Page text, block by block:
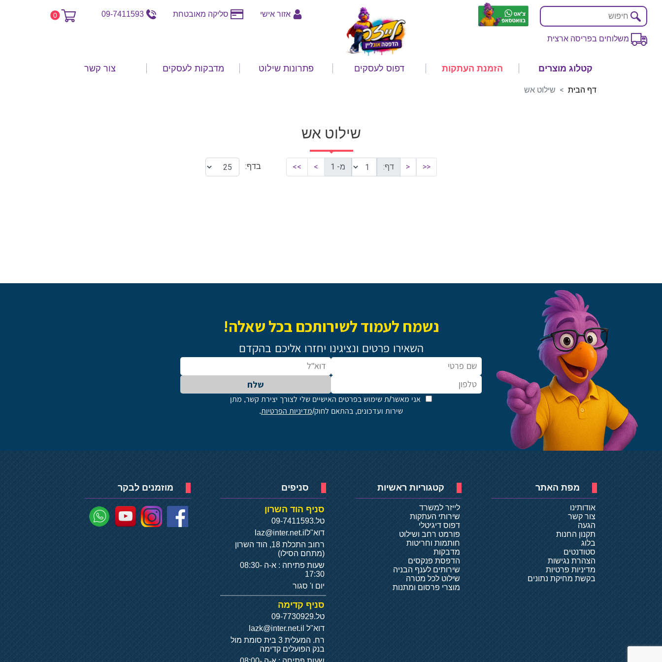
משלוחים בפריסה ארצית
אזור אישי סליקה מאובטחת 09-7411593
0
קטלוג מוצרים הזמנת העתקות דפוס לעסקים פתרונות שילוט מדבקות לעסקים צור קשר
דף הבית שילוט אש
שילוט אש
<<
< דף: מ- 1 >
>> בדף:
נשמח לעמוד לשירותכם בכל שאלה!
השאירו פרטים ונציגינו יחזרו אליכם בהקדם
שלח
אני מאשר/ת שימוש בפרטים האישיים שלי לצורך יצירת קשר, מתן
שירות ועדכונים, בהתאם לחוק/מדיניות הפרטיות.
מפת האתר
אודותינו
צור קשר
הגעה
תקנון החנות
בלוג
סטודנטים
הצהרת נגישות
מדיניות פרטיות
בקשת מחיקת נתונים
קטגוריות ראשיות
לייזר למשרד
שירותי העתקות
דפוס דיגיטלי
פורמט רחב ושילוט
חותמות וחריטות
מדבקות
הדפסת פנקסים
שירותים לענף הבניה
שילוט לכל מטרה
מוצרי פרסום ומתנות
סניפים
סניף הוד השרון
טל.09-7411593
דוא"ל laz@inter.net.il
רחוב התכלת 18, הוד השרון
(מתחם הסילו)
שעות פתיחה : א-ה 08:30-
17:30
יום ו' סגור
סניף קדימה
טל.09-7730929
דוא"ל
רח. המעלית 3 בית סומת מול
בנק הפועלים קדימה
מוזמנים לבקר